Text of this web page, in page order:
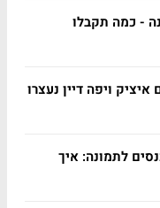
לביטוח הלאומי 40 שנה - כמה תקבלו
ויפה דיין נעצרו
לתמונה: איך